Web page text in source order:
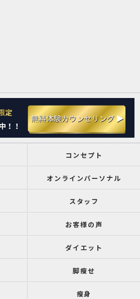
コンセプト
オンラインパーソナル
スタッフ
お客様の声
ダイエット
脚瘦せ
瘦身